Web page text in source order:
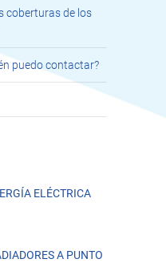
coberturas de los
puedo contactar?
ELÉCTRICA
A PUNTO